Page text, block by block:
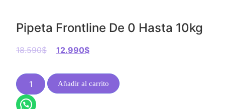
Pipeta Frontline De 0 Hasta 10kg
18.590$ 12.990$
Añadir al carrito